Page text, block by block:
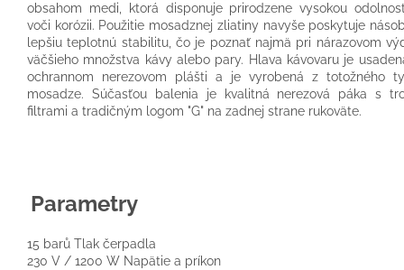
obsahom medi, ktorá disponuje prirodzene vysokou
voči korózii. Použitie mosadznej zliatiny navyše poskytuje
lepšiu teplotnú stabilitu, čo je poznať najmä pri nárazovom
väčšieho množstva kávy alebo pary. Hlava kávovaru je
ochrannom nerezovom plášti a je vyrobená z totožného
mosadze. Súčasťou balenia je kvalitná nerezová páka s
filtrami a tradičným logom "G" na zadnej strane rukoväte.
Parametry
15 barů Tlak čerpadla
230 V / 1200 W Napätie a príkon